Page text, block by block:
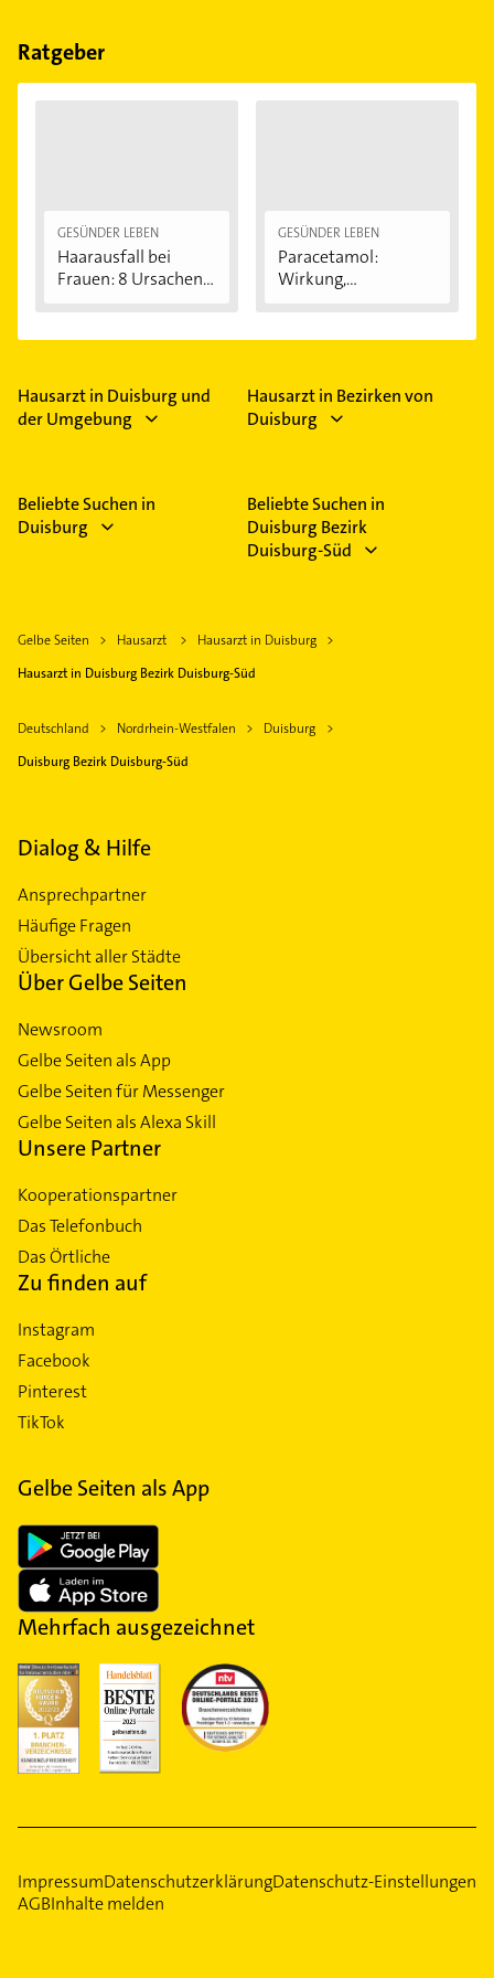
Ratgeber
GESÜNDER LEBEN
Haarausfall bei
Frauen: 8 Ursachen...
GESÜNDER LEBEN
Paracetamol:
Wirkung,
Hausarzt in Duisburg und
der Umgebung
Hausarzt in Bezirken von
Duisburg
Beliebte Suchen in
Duisburg
Beliebte Suchen in
Duisburg Bezirk
Duisburg-Süd
Gelbe Seiten Hausarzt
Hausarzt in Duisburg
Hausarzt in Duisburg Bezirk Duisburg-Süd
Deutschland Nordrhein-Westfalen
Duisburg
Duisburg Bezirk Duisburg-Süd
Dialog & Hilfe
Ansprechpartner
Häufige Fragen
Übersicht aller Städte
Über Gelbe Seiten
Newsroom
Gelbe Seiten als App
Gelbe Seiten für Messenger
Gelbe Seiten als Alexa Skill
Unsere Partner
Kooperationspartner
Das Telefonbuch
Das Örtliche
Zu finden auf
Instagram
Facebook
Pinterest
TikTok
Gelbe Seiten als App
Mehrfach ausgezeichnet
ImpressumDatenschutzerklärungDatenschutz-Einstellungen
AGBInhalte melden